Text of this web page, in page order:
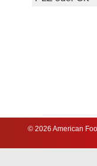
© 2026 American